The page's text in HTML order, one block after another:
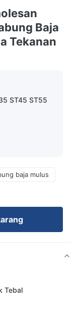
Baja
Tekanan
ST45 ST55
baja mulus
Tebal